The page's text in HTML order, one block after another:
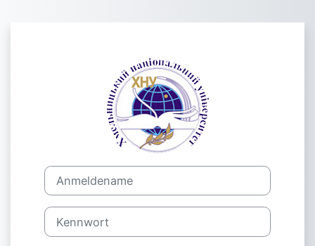
Anmelden bei
Anmeldename
Kennwort